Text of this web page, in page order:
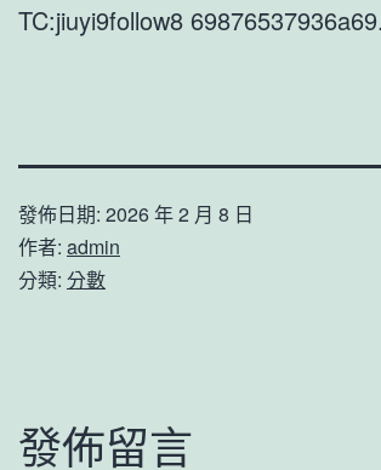
TC:jiuyi9follow8
發佈日期: 2026 年 2 月 8 日
作者: admin
分類: 分數
發佈留言